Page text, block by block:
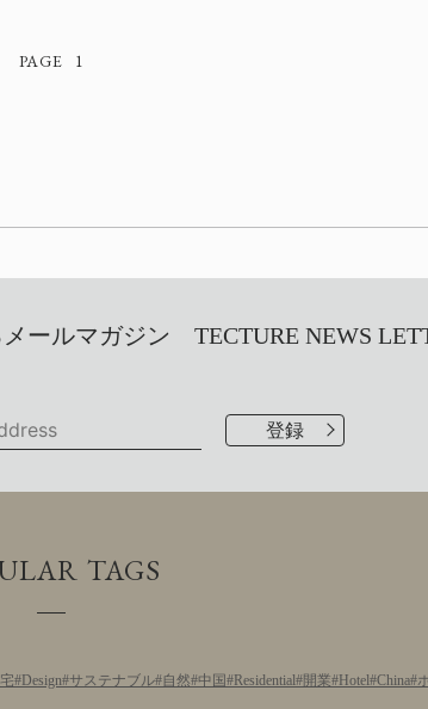
1
ールマガジン TECTURE NEWS
TAGS
Design サステナブル 自然 中国 Residential 開業 Hotel China